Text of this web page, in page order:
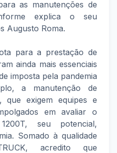
as manutenções de
explica o seu
Augusto Roma.
para a prestação de
ainda mais essenciais
imposta pela pandemia
a manutenção de
que exigem equipes e
em avaliar o
seu potencial,
Somado à qualidade
acredito que